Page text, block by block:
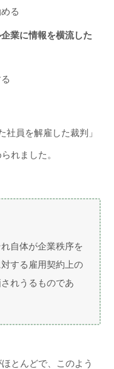
る
業に情報を横流した
員を解雇した裁判」
れました。
自体が企業秩序を
する雇用契約上の
れうるものであ
とんどで、このよう